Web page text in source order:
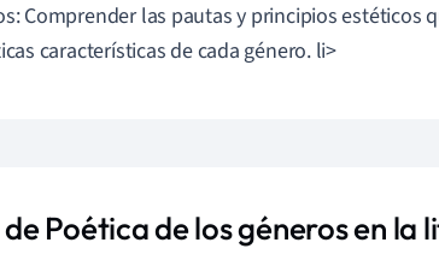
Comprender las pautas y principios estéticos
características de cada género. li>
Poética de los géneros en la